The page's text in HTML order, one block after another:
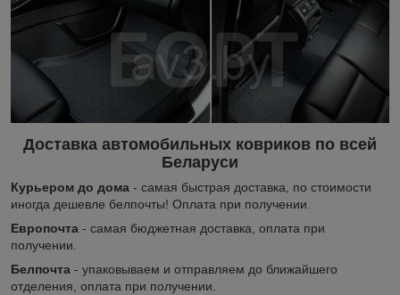
Доставка автомобильных ковриков по всей
Беларуси
Курьером до дома - самая быстрая доставка, по стоимости
иногда дешевле белпочты! Оплата при получении.
Европочта - самая бюджетная доставка, оплата при
получении.
Белпочта - упаковываем и отправляем до ближайшего
отделения, оплата при получении.